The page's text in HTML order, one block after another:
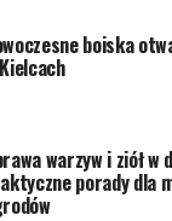
boiska
warzyw i ziół w
porady dla